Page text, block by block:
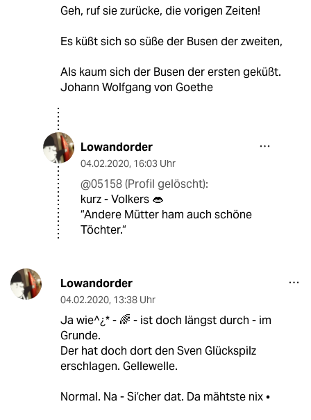
Geh, ruf sie zurücke, die vorigen Zeiten!
Es küßt sich so süße der Busen der zweiten,
Als kaum sich der Busen der ersten geküßt.
Johann Wolfgang von Goethe
Lowandorder
04.02.2020, 16:03 Uhr
@05158 (Profil gelöscht):
kurz - Volkers 👄
“Andere Mütter ham auch schöne
Töchter.“
Lowandorder
04.02.2020, 13:38 Uhr
Ja wie^¿* - 🌈 - ist doch längst durch - im
Grunde.
Der hat doch dort den Sven Glückspilz
erschlagen. Gellewelle.
Normal. Na - Si’cher dat. Da mähtste nix •